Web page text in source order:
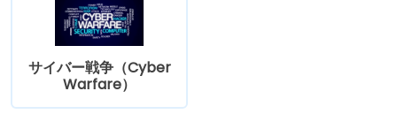
サイバー戦争（Cyber
Warfare）